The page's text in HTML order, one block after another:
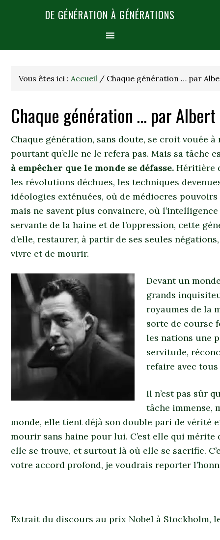
DE GÉNÉRATION À GÉNÉRATIONS
Vous êtes ici :Accueil / Chaque génération … par
Chaque génération … par Albert
Chaque génération, sans doute, se croit vouée
pourtant qu’elle ne le refera pas. Mais sa tâche
à empêcher que le monde se défasse. Héritière
les révolutions déchues, les techniques
idéologies exténuées, où de médiocres
mais ne savent plus convaincre, où l’intelligence
servante de la haine et de l’oppression, cette
d’elle, restaurer, à partir de ses seules
vivre et de mourir.
Devant un
grands
royaumes de la
sorte de course
les nations une
servitude,
refaire avec tous
Il n’est pas sûr
tâche immense,
monde, elle tient déjà son double pari de vérité
mourir sans haine pour lui. C’est elle qui mérite
elle se trouve, et surtout là où elle se sacrifie.
votre accord profond, je voudrais reporter
Extrait du discours au prix Nobel à Stockholm, le